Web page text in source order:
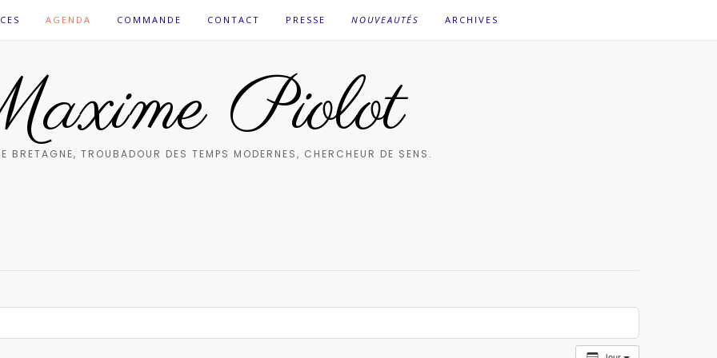
AGENDA COMMANDE CONTACT PRESSE NOUVEAUTÉS ARCHIVES
Piolot
BRETAGNE, TROUBADOUR DES TEMPS MODERNES, CHERCHEUR DE SENS.